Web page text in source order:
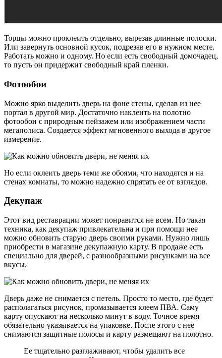
Торцы можно проклеить отдельно, вырезав длинные полоски.
Или завернуть основной кусок, подрезав его в нужном месте.
Работать можно и одному. Но если есть свободный домочадец,
то пусть он придержит свободный край пленки.
Фотообои
Можно ярко выделить дверь на фоне стены, сделав из нее
портал в другой мир. Достаточно наклеить на полотно
фотообои с природным пейзажем или изображением части
мегаполиса. Создается эффект мгновенного выхода в другое
измерение.
Но если оклеить дверь теми же обоями, что находятся и на
стенах комнаты, то можно надежно спрятать ее от взглядов.
Декупаж
Этот вид реставрации может понравится не всем. Но такая
техника, как декупаж привлекательна и при помощи нее
можно обновить старую дверь своими руками. Нужно лишь
приобрести в магазине декупажную карту. В продаже есть
специально для дверей, с разнообразными рисунками на все
вкусы.
Дверь даже не снимается с петель. Просто то место, где будет
располагаться рисунок, промазывается клеем ПВА. Саму
карту опускают на несколько минут в воду. Точное время
обязательно указывается на упаковке. После этого с нее
снимаются защитные полосы и карту размещают на полотно.
Ее тщательно разглаживают, чтобы удалить все